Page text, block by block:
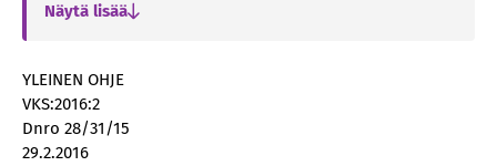
3 Menettely niissä tapauksissa, joissa syyttäjä ei
hakemusta
4 Vastuuhenkilö Valtakunnansyyttäjävirastossa
5 Ohjeen seuranta ja kehittäminen
Näytä lisää
YLEINEN OHJE
VKS:2016:2
Dnro 28/31/15
29.2.2016